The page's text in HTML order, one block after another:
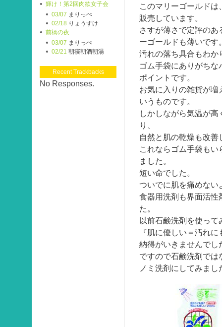
このマリーゴールド
販売しています。
さすが薄さで定評の
ーゴールドも薄いです
汚れの落ち具合もわか
ゴム手袋にありがち
ポイントです。
お気に入りの雑貨が
いうものです。
しかしながら気温が
り、
自然と肌の乾燥も改善
これならゴム手袋も
ました。
短い命でした。
ついでに肌を痛めない
食器用洗剤も界面活性
た。
以前石鹸洗剤を使って
『肌に優しい＝汚れ
納得がいきませんでし
ですので石鹸洗剤で
ノミ洗剤にしてみまし
輝け！第2回肉欲女子会
03/07 まりっぺ
02/18 りょうすけ
前橋の夜
03/07 まりっぺ
02/21 朝寝朝酒朝湯
Recent Trackbacks
No Responses.